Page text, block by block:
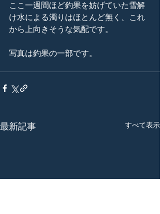
ここ一週間ほど釣果を妨げていた雪解
け水による濁りはほとんど無く、これ
から上向きそうな気配です。
写真は釣果の一部です。
最新記事 すべて表示